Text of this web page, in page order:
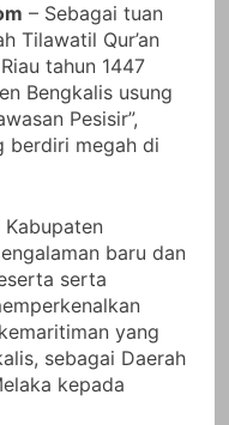
– Sebagai tuan
Tilawatil Qur’an
tahun 1447
Bengkalis usung
Pesisir”,
berdiri megah di
baru dan
serta
yang
sebagai Daerah
kepada